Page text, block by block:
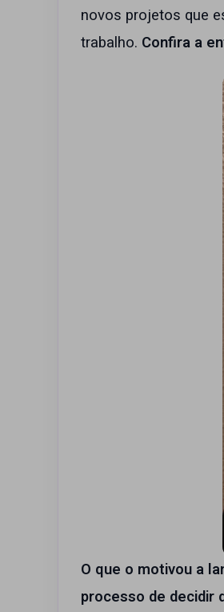
novos projetos que
trabalho. Confira a
O que o motivou a
processo de decidir